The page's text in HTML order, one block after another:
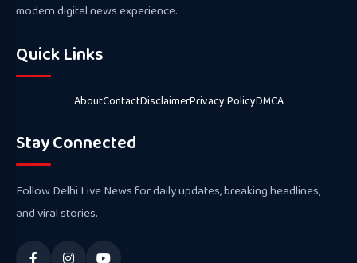
modern digital news experience.
Quick Links
AboutContactDisclaimerPrivacy PolicyDMCA
Stay Connected
Follow Delhi Live News for daily updates, breaking headlines,
and viral stories.